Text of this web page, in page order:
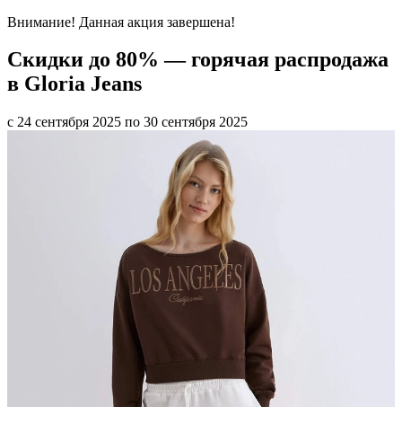
Внимание! Данная акция завершена!
Скидки до 80% — горячая распродажа
в Gloria Jeans
с 24 сентября 2025 по 30 сентября 2025